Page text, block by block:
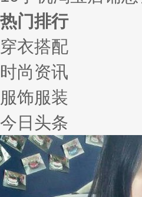
热门排行
穿衣搭配
时尚资讯
服饰服装
今日头条